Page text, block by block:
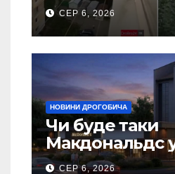
5 гаражів
СЕР 6, 2026
НОВИНИ ДРОГОБИЧА
Чи буде таки
Макдональдс
Дрогобичі?
СЕР 6, 2026